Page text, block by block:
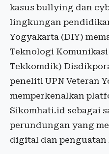
kasus bullying dan
lingkungan
Yogyakarta (DIY)
Teknologi
Tekkomdik)
peneliti UPN Veteran
memperkenalkan
Sikomhati.id sebagai
perundungan yang
digital dan